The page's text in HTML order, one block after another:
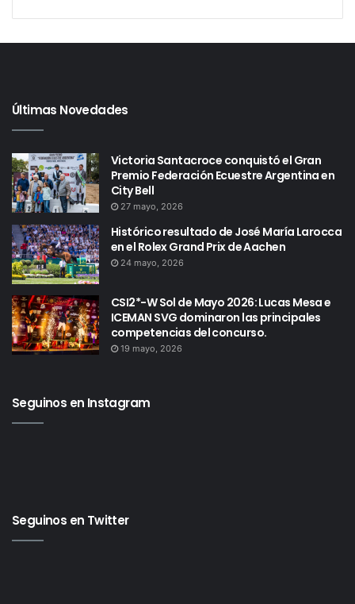
Últimas Novedades
Victoria Santacroce conquistó el Gran
Premio Federación Ecuestre Argentina en
City Bell
27 mayo, 2026
Histórico resultado de José María Larocca
en el Rolex Grand Prix de Aachen
24 mayo, 2026
CSI2*-W Sol de Mayo 2026: Lucas Mesa e
ICEMAN SVG dominaron las principales
competencias del concurso.
19 mayo, 2026
Seguinos en Instagram
Seguinos en Twitter